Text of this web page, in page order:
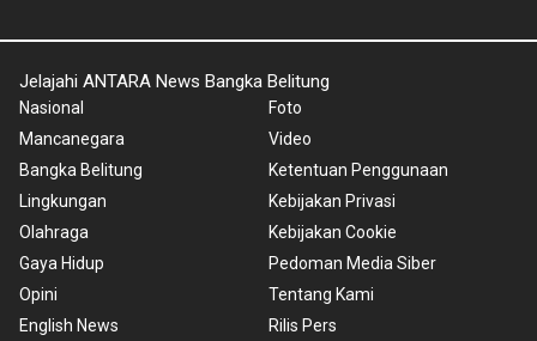
Jelajahi ANTARA News Bangka Belitung
Nasional
Mancanegara
Bangka Belitung
Lingkungan
Olahraga
Gaya Hidup
Opini
English News
Foto
Video
Ketentuan Penggunaan
Kebijakan Privasi
Kebijakan Cookie
Pedoman Media Siber
Tentang Kami
Rilis Pers